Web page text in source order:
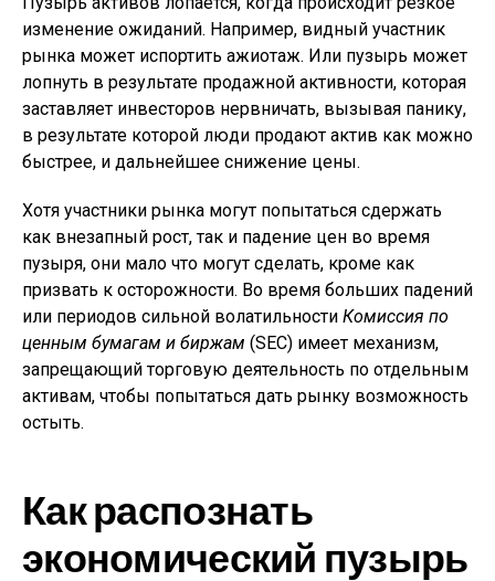
изменение ожиданий. Например, видный участник
рынка может испортить ажиотаж. Или пузырь может
лопнуть в результате продажной активности, которая
заставляет инвесторов нервничать, вызывая панику,
в результате которой люди продают актив как можно
быстрее, и дальнейшее снижение цены.
Хотя участники рынка могут попытаться сдержать
как внезапный рост, так и падение цен во время
пузыря, они мало что могут сделать, кроме как
призвать к осторожности. Во время больших падений
или периодов сильной волатильности Комиссия по
ценным бумагам и биржам (SEC) имеет механизм,
запрещающий торговую деятельность по отдельным
активам, чтобы попытаться дать рынку возможность
остыть.
Как распознать
экономический пузырь